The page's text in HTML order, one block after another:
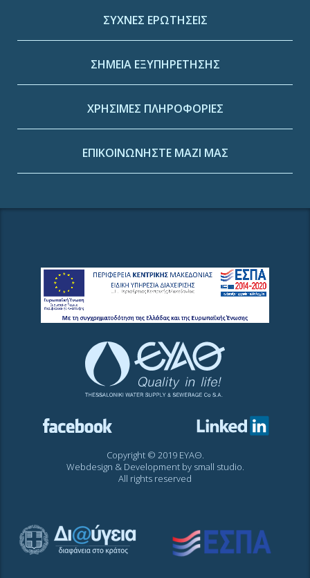
ΣΥΧΝΕΣ ΕΡΩΤΗΣΕΙΣ
ΣΗΜΕΙΑ ΕΞΥΠΗΡΕΤΗΣΗΣ
ΧΡΗΣΙΜΕΣ ΠΛΗΡΟΦΟΡΙΕΣ
ΕΠΙΚΟΙΝΩΝΗΣΤΕ ΜΑΖΙ ΜΑΣ
Copyright © 2019 ΕΥΑΘ.
Webdesign & Development by small studio.
All rights reserved